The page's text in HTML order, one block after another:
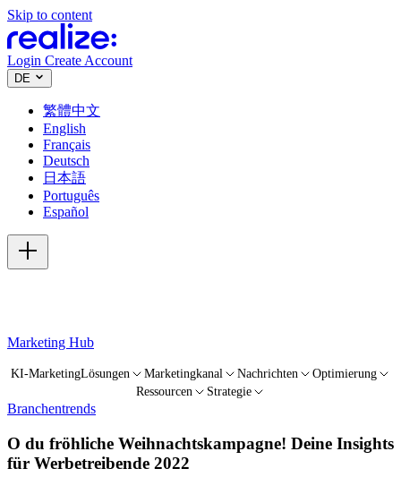
Skip to content
Login Create Account
DE
繁體中文
English
Français
Deutsch
日本語
Português
Español
Marketing Hub
KI-MarketingLösungen Marketingkanal Nachrichten
Optimierung
Ressourcen
Strategie
Branchentrends
O du fröhliche Weihnachtskampagne! Deine Insights
für Werbetreibende 2022